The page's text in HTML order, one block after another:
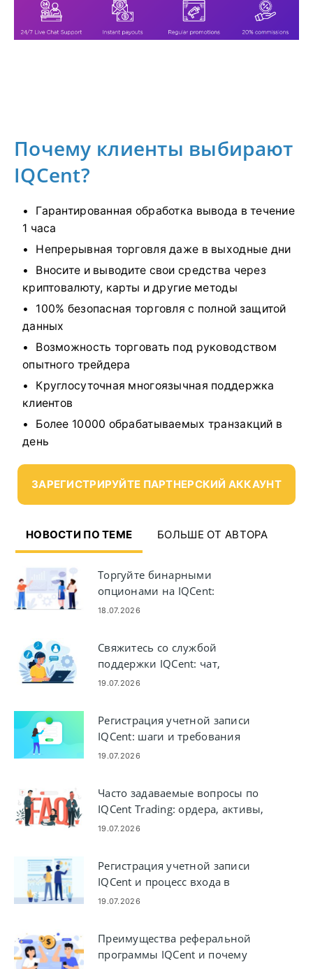
Почему клиенты выбирают
IQCent?
Гарантированная обработка вывода в течение
1 часа
Непрерывная торговля даже в выходные дни
Вносите и выводите свои средства через
криптовалюту, карты и другие методы
100% безопасная торговля с полной защитой
данных
Возможность торговать под руководством
опытного трейдера
Круглосуточная многоязычная поддержка
клиентов
Более 10000 обрабатываемых транзакций в
день
ЗАРЕГИСТРИРУЙТЕ ПАРТНЕРСКИЙ АККАУНТ
НОВОСТИ ПО ТЕМЕ БОЛЬШЕ ОТ АВТОРА
Торгуйте бинарными
опционами на IQCent:
размещение сделок, графики и
18.07.2026
Свяжитесь со службой
поддержки IQCent: чат,
электронная почта, телефон и
19.07.2026
Регистрация учетной записи
IQCent: шаги и требования
19.07.2026
Часто задаваемые вопросы по
IQCent Trading: ордера, активы,
исполнение и риски
19.07.2026
Регистрация учетной записи
IQCent и процесс входа в
систему для новых
19.07.2026
Преимущества реферальной
программы IQCent и почему